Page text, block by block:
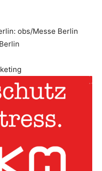
obs/Messe Berlin